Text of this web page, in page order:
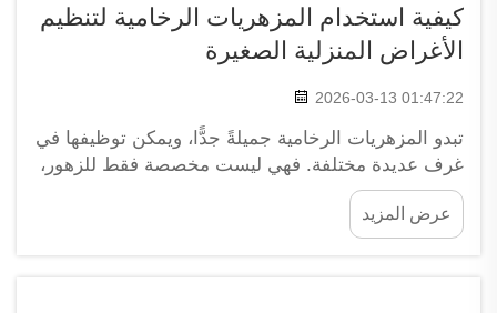
كيفية استخدام المزهريات الرخامية لتنظيم
الأغراض المنزلية الصغيرة
2026-03-13 01:47:22
تبدو المزهريات الرخامية جميلةً جدًّا، ويمكن توظيفها في
غرف عديدة مختلفة. فهي ليست مخصصة فقط للزهور،
بل يمكنها احتواء جميع أنواع الأغراض الصغيرة، مثل
الأقلام وفرش المكياج وأدوات المطبخ الصغيرة أو حتى
أدوات الحِرَف اليدوية. كيف تُستخدم المزهريات
عرض المزيد